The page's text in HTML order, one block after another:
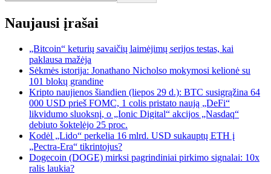
Naujausi įrašai
„Bitcoin“ keturių savaičių laimėjimų serijos testas, kai
paklausa mažėja
Sėkmės istorija: Jonathano Nicholso mokymosi kelionė su
101 blokų grandine
Kripto naujienos šiandien (liepos 29 d.): BTC susigrąžina 64
000 USD prieš FOMC, 1 colis pristato naują „DeFi“
likvidumo sluoksnį, o „Ionic Digital“ akcijos „Nasdaq“
debiuto šoktelėjo 25 proc.
Kodėl „Lido“ perkelia 16 mlrd. USD sukauptų ETH į
„Pectra-Era“ tikrintojus?
Dogecoin (DOGE) mirksi pagrindiniai pirkimo signalai: 10x
ralis laukia?